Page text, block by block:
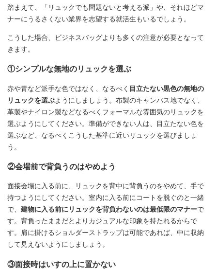
踏まえて、「リュックでも問題ないと考える派」や、それほどマ
ナーにうるさくない業界を志望する就活生もいるでしょう。
こうした場合、ビジネスバッグよりも多くの注意が必要となって
きます。
①シンプルな無地のリュックを選ぶ
赤や青など派手な色ではなく、なるべく 目立たない黒色の無地の
リュックを選ぶようにしましょう。布製のキャンバス地でなく、
革製やナイロン製などなるべくフォーマルな雰囲気のリュックを
選ぶようにしてください。準備ができない人は、目立たない色を
選ぶなど、なるべくこうした基準に近いリュックを選びましょ
う。
②会場前で背負うのはやめよう
面接会場に入る前に、リュックを背中に背負うのをやめて、手で
持つようにしてください。室内に入る前にコートを脱ぐのと一緒
で、 建物に入る前にリュックを背負わないのは最低限のマナーで
す。背負ったままだとよりカジュアルな印象を持たれるからで
す。肩に掛けるショルダーストラップは可能であれば、中に収納
して見えないようにしましょう。
③面接時はいすの上に置かない